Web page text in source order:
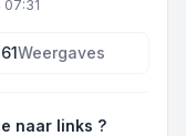
07:31
Weergaves
naar links ?